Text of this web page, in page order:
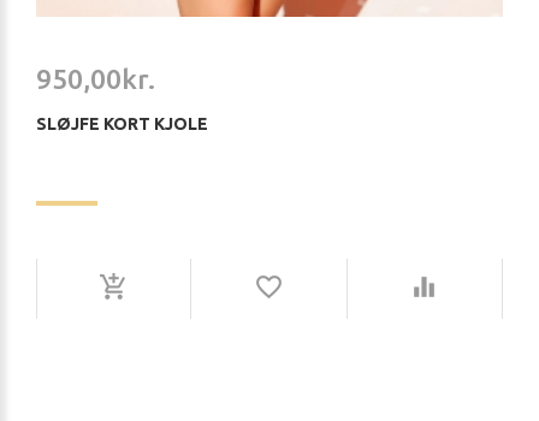
950,00kr.
SLØJFE KORT KJOLE